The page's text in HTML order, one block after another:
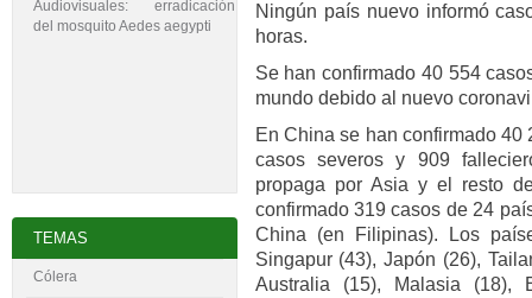
Ningún país nuevo informó
horas.
Se han confirmado 40 554
mundo debido al nuevo
En China se han confirmado
casos severos y 909
propaga por Asia y el resto
confirmado 319 casos de 24
China (en Filipinas). Los
Singapur (43), Japón (26),
Australia (15), Malasia (18),
TEMAS
Cólera